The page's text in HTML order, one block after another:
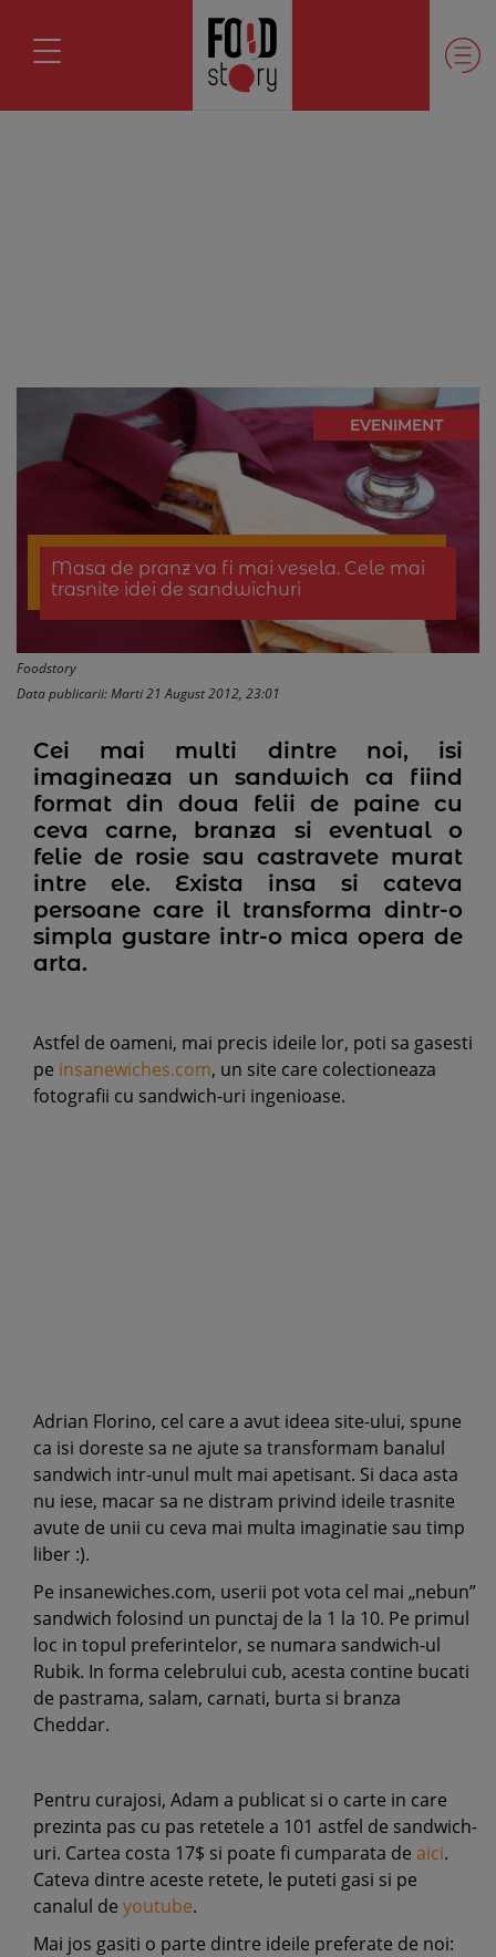
EVENIMENT
Masa de pranz va fi mai vesela. Cele mai
trasnite idei de sandwichuri
Foodstory
Data publicarii: Marti 21 August 2012, 23:01
Cei mai multi dintre noi, isi
imagineaza un sandwich ca fiind
format din doua felii de paine cu
ceva carne, branza si eventual o
felie de rosie sau castravete murat
intre ele. Exista insa si cateva
persoane care il transforma dintr-o
simpla gustare intr-o mica opera de
arta.
Astfel de oameni, mai precis ideile lor, poti sa gasesti
pe insanewiches.com, un site care colectioneaza
fotografii cu sandwich-uri ingenioase.
Adrian Florino, cel care a avut ideea site-ului, spune
ca isi doreste sa ne ajute sa transformam banalul
sandwich intr-unul mult mai apetisant. Si daca asta
nu iese, macar sa ne distram privind ideile trasnite
avute de unii cu ceva mai multa imaginatie sau timp
liber :).
Pe insanewiches.com, userii pot vota cel mai „nebun”
sandwich folosind un punctaj de la 1 la 10. Pe primul
loc in topul preferintelor, se numara sandwich-ul
Rubik. In forma celebrului cub, acesta contine bucati
de pastrama, salam, carnati, burta si branza
Cheddar.
Pentru curajosi, Adam a publicat si o carte in care
prezinta pas cu pas retetele a 101 astfel de sandwich-
uri. Cartea costa 17$ si poate fi cumparata de aici.
Cateva dintre aceste retete, le puteti gasi si pe
canalul de youtube.
Mai jos gasiti o parte dintre ideile preferate de noi: